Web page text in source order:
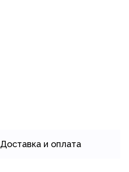
Доставка и оплата